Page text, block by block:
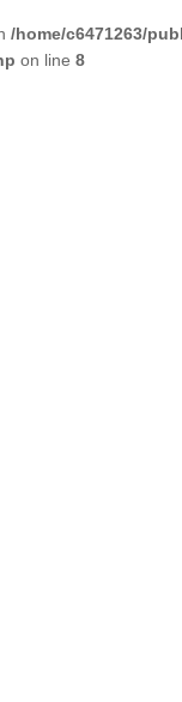
/home/c6471263/
on line 8